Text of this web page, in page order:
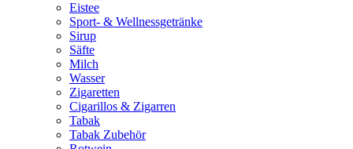
Eistee
Sport- & Wellnessgetränke
Sirup
Säfte
Milch
Wasser
Zigaretten
Cigarillos & Zigarren
Tabak
Tabak Zubehör